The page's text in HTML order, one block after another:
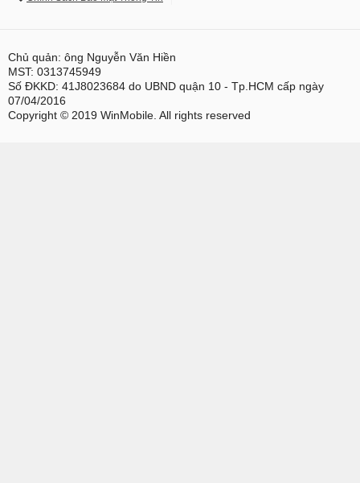
Chủ quản: ông Nguyễn Văn Hiền
MST: 0313745949
Số ĐKKD: 41J8023684 do UBND quận 10 - Tp.HCM cấp ngày
07/04/2016
Copyright © 2019 WinMobile. All rights reserved